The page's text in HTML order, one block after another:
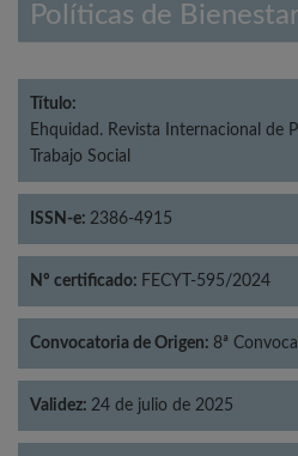
Políticas de
Título:
Ehquidad. Revista Internacional de
Trabajo Social
ISSN-e: 2386-4915
Nº certificado: FECYT-595/2024
Convocatoria de Origen: 8ª
Validez: 24 de julio de 2025